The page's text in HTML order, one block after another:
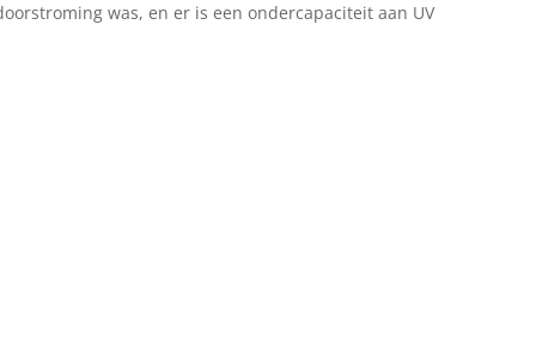
was, en er is een ondercapaciteit aan UV